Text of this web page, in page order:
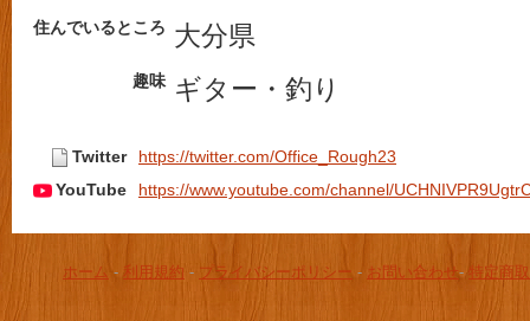
住んでいるところ 大分県
趣味 ギター・釣り
Twitter
https://twitter.com/Office_Rough23
YouTube
https://www.youtube.com/channel/
ホーム - 利用規約 - プライバシーポリシー - お問い合わせ- 特定商